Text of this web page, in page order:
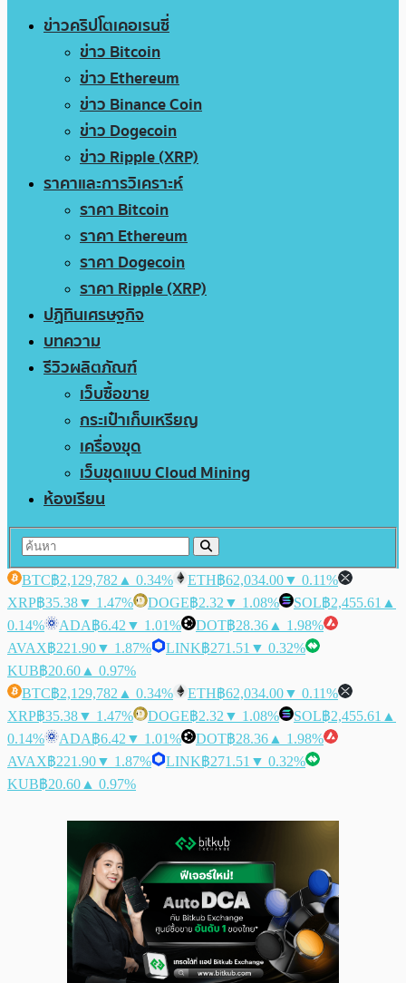
ข่าวคริปโตเคอเรนซี่
ข่าว Bitcoin
ข่าว Ethereum
ข่าว Binance Coin
ข่าว Dogecoin
ข่าว Ripple (XRP)
ราคาและการวิเคราะห์
ราคา Bitcoin
ราคา Ethereum
ราคา Dogecoin
ราคา Ripple (XRP)
ปฏิทินเศรษฐกิจ
บทความ
รีวิวผลิตภัณฑ์
เว็บซื้อขาย
กระเป๋าเก็บเหรียญ
เครื่องขุด
เว็บขุดแบบ Cloud Mining
ห้องเรียน
BTC฿2,129,782 ▲ 0.34% ETH฿62,034.00▼ 0.11%
XRP฿35.38▼ 1.47% DOGE฿2.32 ▼ 1.08% SOL฿2,455.61 ▲
0.14%
ADA฿6.42 ▼ 1.01% DOT฿28.36 ▲ 1.98%
AVAX฿221.90▼ 1.87% LINK฿271.51 ▼ 0.32%
KUB฿20.60 ▲ 0.97%
BTC฿2,129,782 ▲ 0.34% ETH฿62,034.00▼ 0.11%
XRP฿35.38▼ 1.47% DOGE฿2.32 ▼ 1.08% SOL฿2,455.61 ▲
0.14%
ADA฿6.42 ▼ 1.01% DOT฿28.36 ▲ 1.98%
AVAX฿221.90▼ 1.87% LINK฿271.51 ▼ 0.32%
KUB฿20.60 ▲ 0.97%